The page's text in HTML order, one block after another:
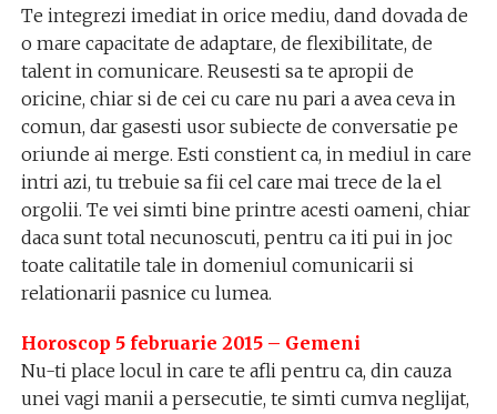
Te integrezi imediat in orice mediu, dand dovada de
o mare capacitate de adaptare, de flexibilitate, de
talent in comunicare. Reusesti sa te apropii de
oricine, chiar si de cei cu care nu pari a avea ceva in
comun, dar gasesti usor subiecte de conversatie pe
oriunde ai merge. Esti constient ca, in mediul in care
intri azi, tu trebuie sa fii cel care mai trece de la el
orgolii. Te vei simti bine printre acesti oameni, chiar
daca sunt total necunoscuti, pentru ca iti pui in joc
toate calitatile tale in domeniul comunicarii si
relationarii pasnice cu lumea.
Horoscop 5 februarie 2015 – Gemeni
Nu-ti place locul in care te afli pentru ca, din cauza
unei vagi manii a persecutie, te simti cumva neglijat,